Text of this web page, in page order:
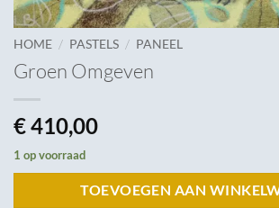
HOME / PASTELS / PANEEL
Groen Omgeven
€410,00
1 op voorraad
TOEVOEGEN AAN